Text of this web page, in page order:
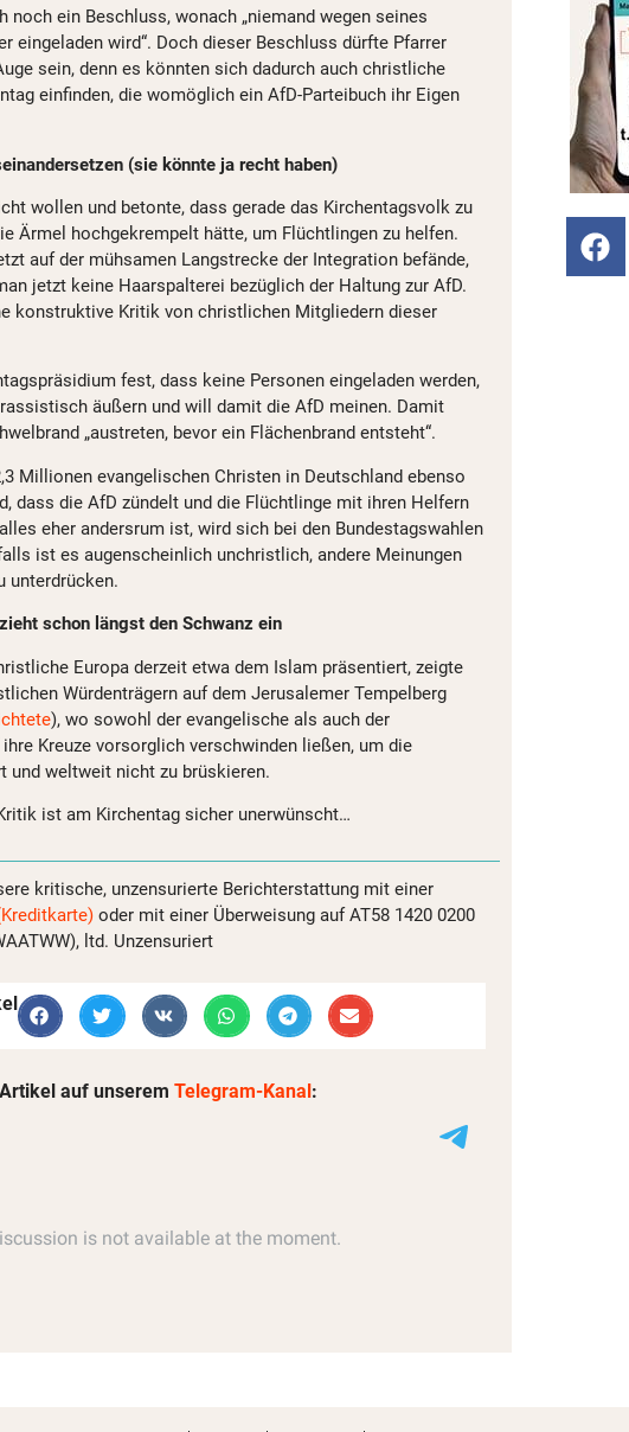
noch ein Beschluss, wonach „niemand wegen seines
eingeladen wird“. Doch dieser Beschluss dürfte Pfarrer
sein, denn es könnten sich dadurch auch christliche
einfinden, die womöglich ein AfD-Parteibuch ihr Eigen
(sie könnte ja recht haben)
wollen und betonte, dass gerade das Kirchentagsvolk zu
Ärmel hochgekrempelt hätte, um Flüchtlingen zu helfen.
auf der mühsamen Langstrecke der Integration befände,
jetzt keine Haarspalterei bezüglich der Haltung zur AfD.
konstruktive Kritik von christlichen Mitgliedern dieser
fest, dass keine Personen eingeladen werden,
äußern und will damit die AfD meinen. Damit
„austreten, bevor ein Flächenbrand entsteht“.
Millionen evangelischen Christen in Deutschland ebenso
dass die AfD zündelt und die Flüchtlinge mit ihren Helfern
eher andersrum ist, wird sich bei den Bundestagswahlen
ist es augenscheinlich unchristlich, andere Meinungen
unterdrücken.
schon längst den Schwanz ein
Europa derzeit etwa dem Islam präsentiert, zeigte
Würdenträgern auf dem Jerusalemer Tempelberg
), wo sowohl der evangelische als auch der
Kreuze vorsorglich verschwinden ließen, um die
und weltweit nicht zu brüskieren.
ist am Kirchentag sicher unerwünscht…
kritische, unzensurierte Berichterstattung mit einer
oder mit einer Überweisung auf AT58 1420 0200
ltd. Unzensuriert
auf unserem Telegram-Kanal :